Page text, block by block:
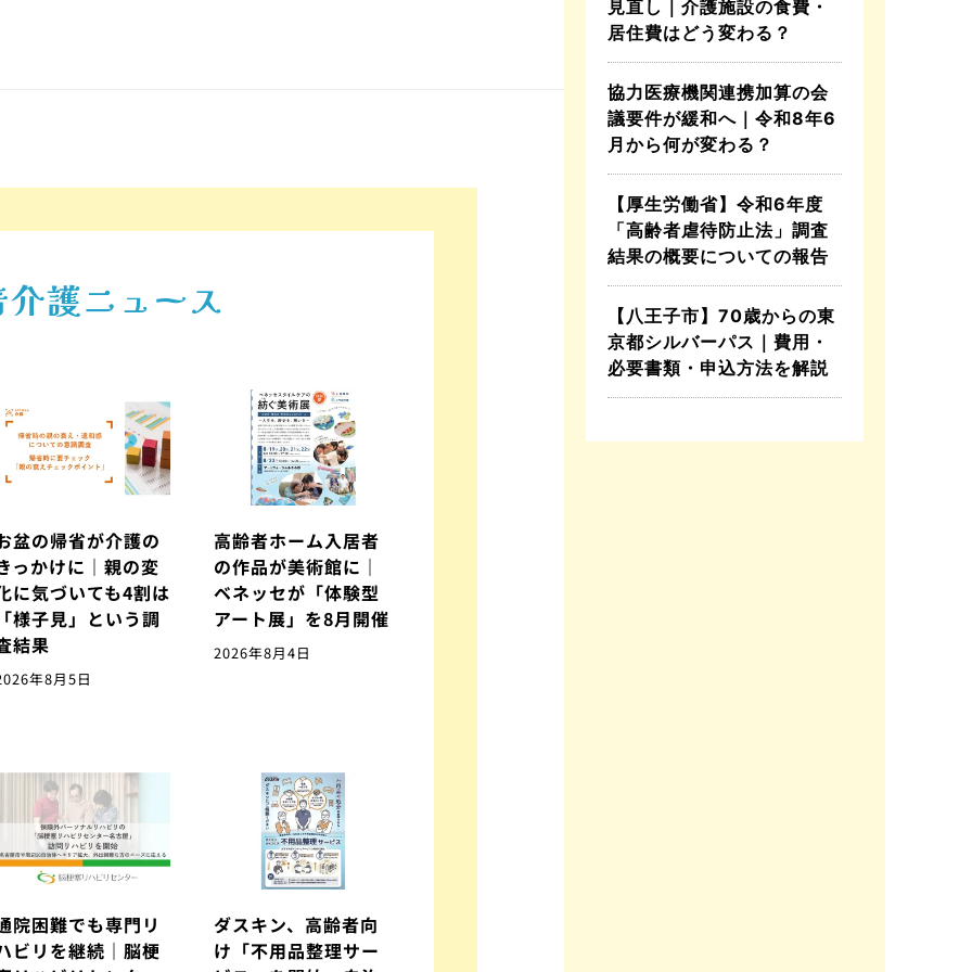
護ニュース
盆の帰省が介護の
っかけに｜親の変
に気づいても4割は
様子見」という調
結果
年8月5日
高齢者ホーム入居者
の作品が美術館に｜
ベネッセが「体験型
アート展」を8月開催
2026年8月4日
院困難でも専門リ
ビリを継続｜脳梗
ダスキン、高齢者向
け「不用品整理サー
見直し｜介護施設の食費・
居住費はどう変わる？
協力医療機関連携加算の会
議要件が緩和へ｜令和8年6
月から何が変わる？
【厚生労働省】令和6年度
「高齢者虐待防止法」調査
結果の概要についての報告
【八王子市】70歳からの東
京都シルバーパス｜費用・
必要書類・申込方法を解説